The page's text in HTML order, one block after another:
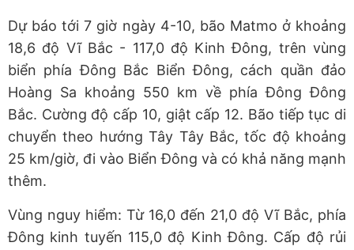
Dự báo tới 7 giờ ngày 4-10, bão Matmo ở khoảng
18,6 độ Vĩ Bắc - 117,0 độ Kinh Đông, trên vùng
biển phía Đông Bắc Biển Đông, cách quần đảo
Hoàng Sa khoảng 550 km về phía Đông Đông
Bắc. Cường độ cấp 10, giật cấp 12. Bão tiếp tục di
chuyển theo hướng Tây Tây Bắc, tốc độ khoảng
25 km/giờ, đi vào Biển Đông và có khả năng mạnh
thêm.
Vùng nguy hiểm: Từ 16,0 đến 21,0 độ Vĩ Bắc, phía
Đông kinh tuyến 115,0 độ Kinh Đông. Cấp độ rủi